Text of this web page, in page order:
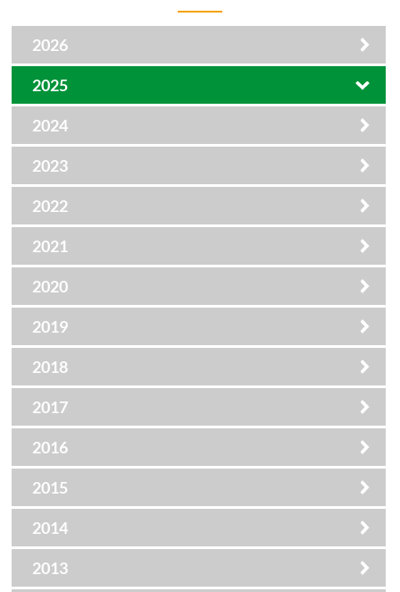
2026
2025
2024
2023
2022
2021
2020
2019
2018
2017
2016
2015
2014
2013